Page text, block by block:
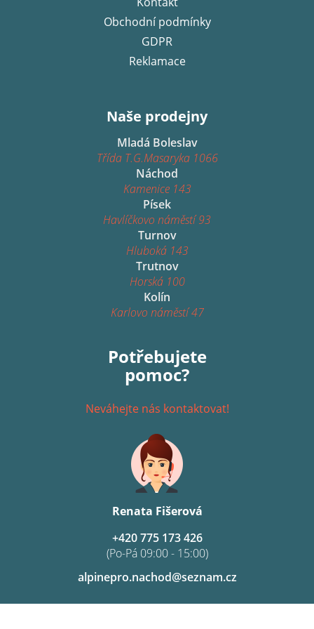
Obchodní podmínky
GDPR
Reklamace
Naše prodejny
Mladá Boleslav
Třída T.G.Masaryka 1066
Náchod
Kamenice 143
Písek
Havlíčkovo náměstí 93
Turnov
Hluboká 143
Trutnov
Horská 100
Kolín
Karlovo náměstí 47
Potřebujete
pomoc?
Neváhejte nás kontaktovat!
Renata Fišerová
alpinepro.nachod@seznam.cz
+420 775 173 426
(Po-Pá 09:00 - 15:00)